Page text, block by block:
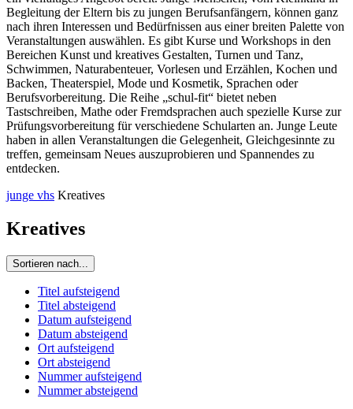
Begleitung der Eltern bis zu jungen Berufsanfängern, können ganz
nach ihren Interessen und Bedürfnissen aus einer breiten Palette von
Veranstaltungen auswählen. Es gibt Kurse und Workshops in den
Bereichen Kunst und kreatives Gestalten, Turnen und Tanz,
Schwimmen, Naturabenteuer, Vorlesen und Erzählen, Kochen und
Backen, Theaterspiel, Mode und Kosmetik, Sprachen oder
Berufsvorbereitung. Die Reihe „schul-fit“ bietet neben
Tastschreiben, Mathe oder Fremdsprachen auch spezielle Kurse zur
Prüfungsvorbereitung für verschiedene Schularten an. Junge Leute
haben in allen Veranstaltungen die Gelegenheit, Gleichgesinnte zu
treffen, gemeinsam Neues auszuprobieren und Spannendes zu
entdecken.
junge vhs Kreatives
Kreatives
Sortieren nach...
Titel aufsteigend
Titel absteigend
Datum aufsteigend
Datum absteigend
Ort aufsteigend
Ort absteigend
Nummer aufsteigend
Nummer absteigend